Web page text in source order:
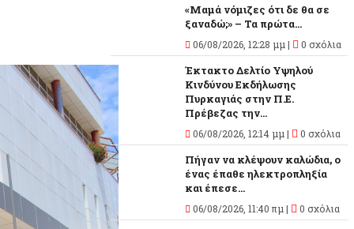
«Μαμά νόμιζες ότι δε θα σε
ξαναδώ;» – Τα πρώτα...
06/08/2026, 12:28 μμ | 0 σχόλια
Έκτακτο Δελτίο Υψηλού
Κινδύνου Εκδήλωσης
Πυρκαγιάς στην Π.Ε.
Πρέβεζας την...
06/08/2026, 12:14 μμ | 0 σχόλια
Πήγαν να κλέψουν καλώδια, ο
ένας έπαθε ηλεκτροπληξία
και έπεσε...
06/08/2026, 11:40 πμ | 0 σχόλια